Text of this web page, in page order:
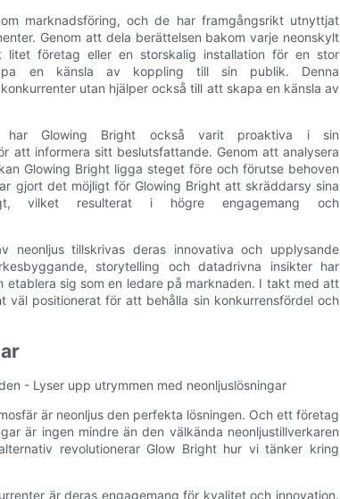
marknadsföring, och de har framgångsrikt utnyttjat
Genom att dela berättelsen bakom varje neonskylt
företag eller en storskalig installation för en stor
en känsla av koppling till sin publik. Denna
utan hjälper också till att skapa en känsla av
har Glowing Bright också varit proaktiva i sin
att informera sitt beslutsfattande. Genom att analysera
Glowing Bright ligga steget före och förutse behoven
gjort det möjligt för Glowing Bright att skräddarsy sina
vilket resulterat i högre engagemang och
neonljus tillskrivas deras innovativa och upplysande
storytelling och datadrivna insikter har
sig som en ledare på marknaden. I takt med att
positionerat för att behålla sin konkurrensfördel och
- Lyser upp utrymmen med neonljuslösningar
är neonljus den perfekta lösningen. Och ett företag
är ingen mindre än den välkända neonljustillverkaren
revolutionerar Glow Bright hur vi tänker kring
är deras engagemang för kvalitet och innovation.